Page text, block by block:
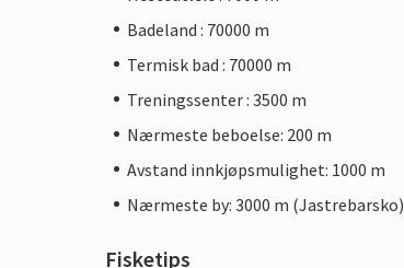
Badeland : 70000 m
Termisk bad : 70000 m
Treningssenter : 3500 m
Nærmeste beboelse: 200 m
Avstand innkjøpsmulighet: 1000 m
Nærmeste by: 3000 m (Jastrebarsko)
Fisketips